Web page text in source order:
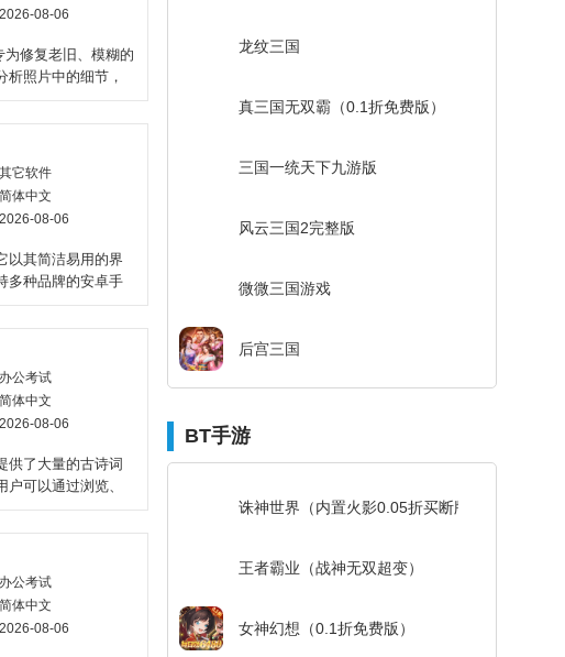
08-06
修复老旧、模糊的
照片中的细节，
它软件
体中文
08-06
以其简洁易用的界
多种品牌的安卓手
公考试
体中文
08-06
供了大量的古诗词
可以通过浏览、
公考试
体中文
08-06
龙纹三国
真三国无双霸（0.1折免费版）
三国一统天下九游版
风云三国2完整版
微微三国游戏
后宫三国
BT手游
诛神世界（内置火影0.05折买断版）
王者霸业（战神无双超变）
女神幻想（0.1折免费版）